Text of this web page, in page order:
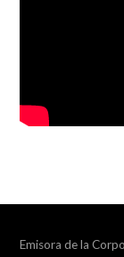
Emisora de la